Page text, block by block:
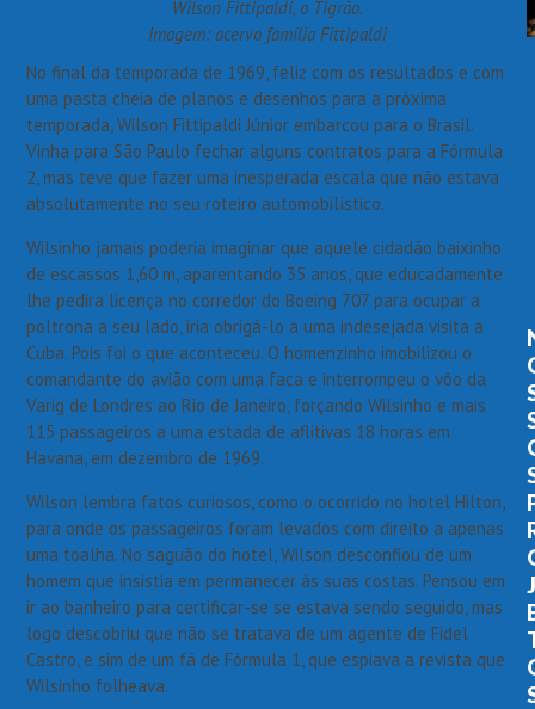
Wilson Fittipaldi, o Tigrão.
Imagem: acervo família Fittipaldi
No final da temporada de 1969, feliz com os resultados e com
uma pasta cheia de planos e desenhos para a próxima
temporada, Wilson Fittipaldi Júnior embarcou para o Brasil.
Vinha para São Paulo fechar alguns contratos para a Fórmula
2, mas teve que fazer uma inesperada escala que não estava
absolutamente no seu roteiro automobilístico.
Wilsinho jamais poderia imaginar que aquele cidadão baixinho
de escassos 1,60 m, aparentando 35 anos, que educadamente
lhe pedira licença no corredor do Boeing 707 para ocupar a
poltrona a seu lado, iria obrigá-lo a uma indesejada visita a
Cuba. Pois foi o que aconteceu. O homenzinho imobilizou o
comandante do avião com uma faca e interrompeu o vôo da
Varig de Londres ao Rio de Janeiro, forçando Wilsinho e mais
115 passageiros a uma estada de aflitivas 18 horas em
Havana, em dezembro de 1969.
Wilson lembra fatos curiosos, como o ocorrido no hotel Hilton,
para onde os passageiros foram levados com direito a apenas
uma toalha. No saguão do hotel, Wilson desconfiou de um
homem que insistia em permanecer às suas costas. Pensou em
ir ao banheiro para certificar-se se estava sendo seguido, mas
logo descobriu que não se tratava de um agente de Fidel
Castro, e sim de um fã de Fórmula 1, que espiava a revista que
Wilsinho folheava.
J